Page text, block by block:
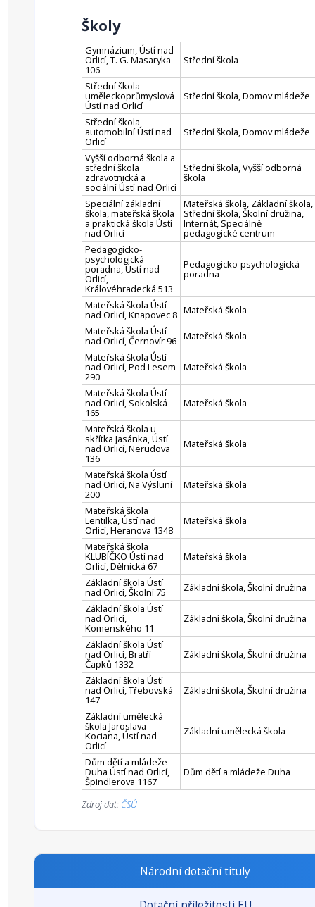
Školy
Gymnázium, Ústí nad
Orlicí, T. G. Masaryka
106
Střední škola
Střední škola
uměleckoprůmyslová
Ústí nad Orlicí
Střední škola, Domov mládeže
Střední škola
automobilní Ústí nad
Orlicí
Střední škola, Domov mládeže
Vyšší odborná škola a
střední škola
zdravotnická a
sociální Ústí nad Orlicí
Střední škola, Vyšší odborná
škola
Speciální základní
škola, mateřská škola
a praktická škola Ústí
nad Orlicí
Mateřská škola, Základní škola,
Střední škola, Školní družina,
Internát, Speciálně
pedagogické centrum
Pedagogicko-
psychologická
poradna, Ústí nad
Orlicí,
Královéhradecká 513
Pedagogicko-psychologická
poradna
Mateřská škola Ústí
nad Orlicí, Knapovec 8 Mateřská škola
Mateřská škola Ústí
nad Orlicí, Černovír 96 Mateřská škola
Mateřská škola Ústí
nad Orlicí, Pod Lesem
290
Mateřská škola
Mateřská škola Ústí
nad Orlicí, Sokolská
165
Mateřská škola
Mateřská škola u
skřítka Jasánka, Ústí
nad Orlicí, Nerudova
136
Mateřská škola
Mateřská škola Ústí
nad Orlicí, Na Výsluní
200
Mateřská škola
Mateřská škola
Lentilka, Ústí nad
Orlicí, Heranova 1348
Mateřská škola
Mateřská škola
KLUBÍČKO Ústí nad
Orlicí, Dělnická 67
Mateřská škola
Základní škola Ústí
nad Orlicí, Školní 75
Základní škola, Školní družina
Základní škola Ústí
nad Orlicí,
Komenského 11
Základní škola, Školní družina
Základní škola Ústí
nad Orlicí, Bratří
Čapků 1332
Základní škola, Školní družina
Základní škola Ústí
nad Orlicí, Třebovská
147
Základní škola, Školní družina
Základní umělecká
škola Jaroslava
Kociana, Ústí nad
Orlicí
Základní umělecká škola
Dům dětí a mládeže
Duha Ústí nad Orlicí,
Špindlerova 1167
Dům dětí a mládeže Duha
Zdroj dat: ČSÚ
Národní dotační tituly